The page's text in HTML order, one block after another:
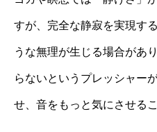
すが、完全な静寂を実現す
うな無理が生じる場合があ
らないというプレッシャー
せ、音をもっと気にさせる